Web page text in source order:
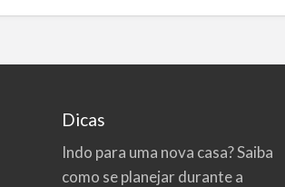
Dicas
Indo para uma nova casa? Saiba
como se planejar durante a